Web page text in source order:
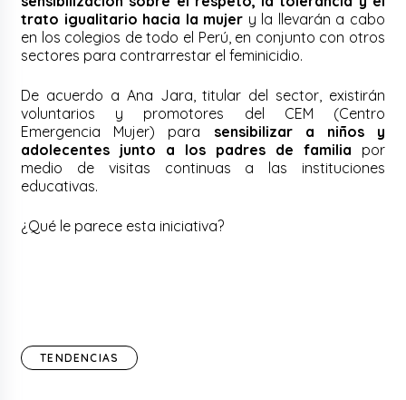
trato igualitario hacia la mujer y la llevarán a cabo
en los colegios de todo el Perú, en conjunto con otros
sectores para contrarrestar el feminicidio.
De acuerdo a Ana Jara, titular del sector, existirán
voluntarios y promotores del CEM (Centro
Emergencia Mujer) para sensibilizar a niños y
adolecentes junto a los padres de familia por
medio de visitas continuas a las instituciones
educativas.
¿Qué le parece esta iniciativa?
TENDENCIAS